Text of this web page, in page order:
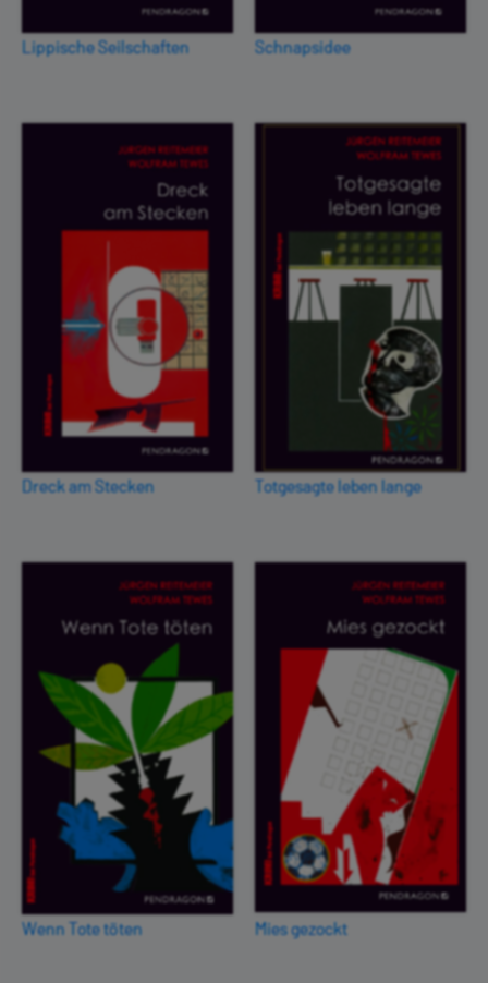
Lippische Seilschaften Schnapsidee
Dreck am Stecken Totgesagte leben lange
Wenn Tote töten Mies gezockt